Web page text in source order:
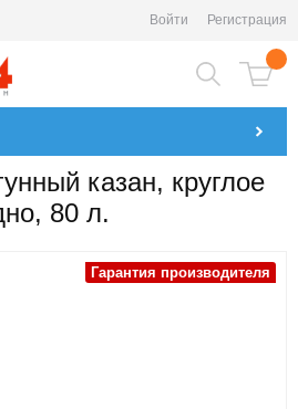
Войти Регистрация
казан, круглое
80 л.
Гарантия производителя